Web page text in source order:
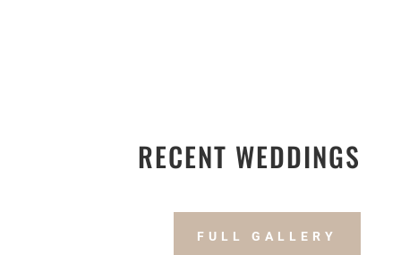
RECENT WEDDINGS
FULL GALLERY